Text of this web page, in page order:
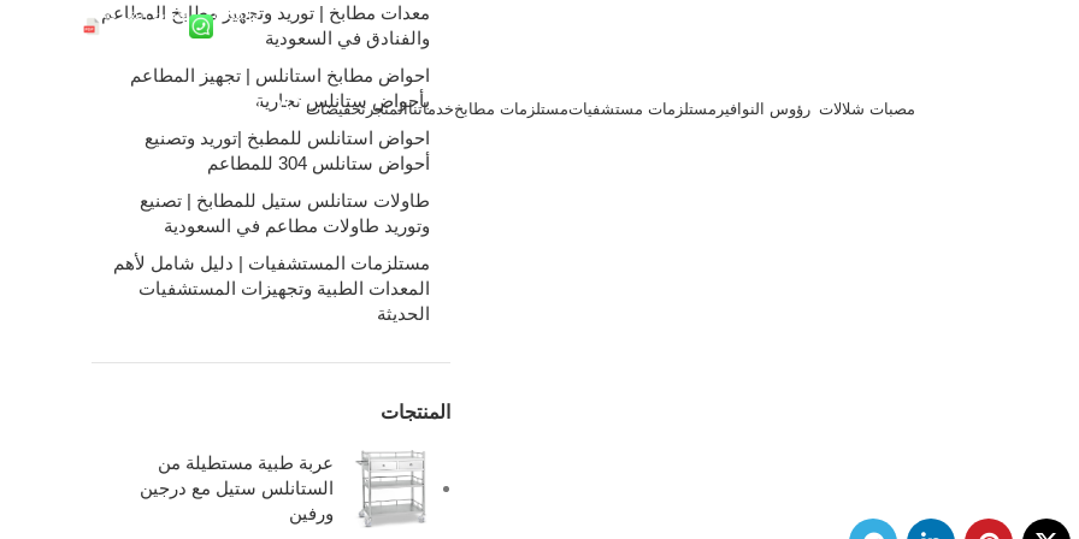
واتساب ملفات الشركة
مصبات شلالات رؤوس النوافير مستلزمات مستشفياتمستلزمات مطابخخدماتناالمتجر تخفيضات
معدات مطابخ | توريد وتجهيز مطابخ المطاعم
والفنادق في السعودية
احواض مطابخ استانلس | تجهيز المطاعم
بأحواض ستانلس تجارية
احواض استانلس للمطبخ |توريد وتصنيع
أحواض ستانلس 304 للمطاعم
طاولات ستانلس ستيل للمطابخ | تصنيع
وتوريد طاولات مطاعم في السعودية
مستلزمات المستشفيات | دليل شامل لأهم
المعدات الطبية وتجهيزات المستشفيات
الحديثة
المنتجات
عربة طبية مستطيلة من
الستانلس ستيل مع درجين
ورفين